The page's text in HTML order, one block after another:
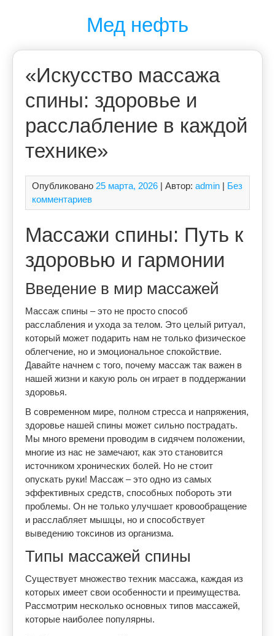
Мед нефть
«Искусство массажа
спины: здоровье и
расслабление в каждой
технике»
Опубликовано 25 марта, 2026 | Автор: admin | Без
комментариев
Массажи спины: Путь к
здоровью и гармонии
Введение в мир массажей
Массаж спины – это не просто способ
расслабления и ухода за телом. Это целый ритуал,
который может подарить нам не только физическое
облегчение, но и эмоциональное спокойствие.
Давайте начнем с того, почему массаж так важен в
нашей жизни и какую роль он играет в поддержании
здоровья.
В современном мире, полном стресса и напряжения,
здоровье нашей спины может сильно пострадать.
Мы много времени проводим в сидячем положении,
многие из нас не замечают, как это становится
источником хронических болей. Но не стоит
опускать руки! Массаж – это одно из самых
эффективных средств, способных побороть эти
проблемы. Он не только улучшает кровообращение
и расслабляет мышцы, но и способствует
выведению токсинов из организма.
Типы массажей спины
Существует множество техник массажа, каждая из
которых имеет свои особенности и преимущества.
Рассмотрим несколько основных типов массажей,
которые наиболее популярны.